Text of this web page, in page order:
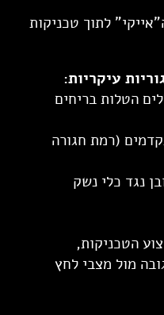
לתוך טכניקות
עיקריות:
הטלות בריחים
(רמת חגורה
נגד כלי נשק
הטכניקות,
מול מצבי לחץ